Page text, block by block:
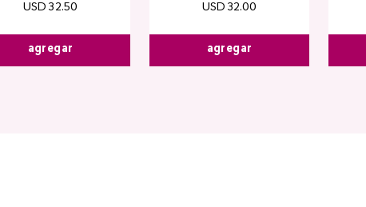
USD 32.50
agregar
USD 32.00
agregar